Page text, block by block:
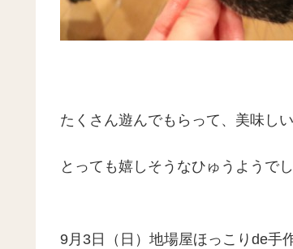
たくさん遊んでもらって、美味し
とっても嬉しそうなひゅうようで
9月3日（日）地場屋ほっこりde